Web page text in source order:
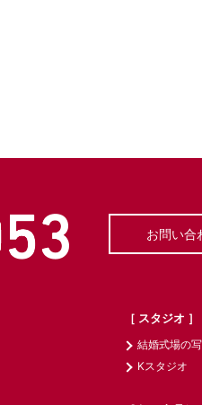
お問い合
［ スタジオ ］
結婚式場の
Kスタジオ